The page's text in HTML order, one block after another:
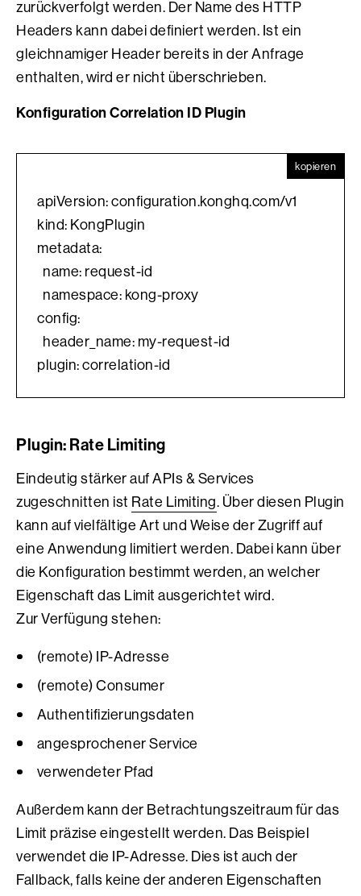
zurückverfolgt werden. Der Name des HTTP
Headers kann dabei definiert werden. Ist ein
gleichnamiger Header bereits in der Anfrage
enthalten, wird er nicht überschrieben.
Konfiguration Correlation ID Plugin
kopieren
apiVersion: configuration.konghq.com/v1
kind: KongPlugin
metadata:
  name: request-id
  namespace: kong-proxy
config:
  header_name: my-request-id
plugin: correlation-id
Plugin: Rate Limiting
Eindeutig stärker auf APIs & Services
zugeschnitten ist Rate Limiting. Über diesen Plugin
kann auf vielfältige Art und Weise der Zugriff auf
eine Anwendung limitiert werden. Dabei kann über
die Konfiguration bestimmt werden, an welcher
Eigenschaft das Limit ausgerichtet wird.
Zur Verfügung stehen:
(remote) IP-Adresse
(remote) Consumer
Authentifizierungsdaten
angesprochener Service
verwendeter Pfad
Außerdem kann der Betrachtungszeitraum für das
Limit präzise eingestellt werden. Das Beispiel
verwendet die IP-Adresse. Dies ist auch der
Fallback, falls keine der anderen Eigenschaften